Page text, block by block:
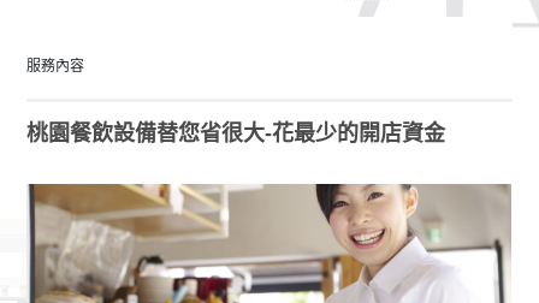
服務內容
桃園餐飲設備替您省很大-花最少的開店資金